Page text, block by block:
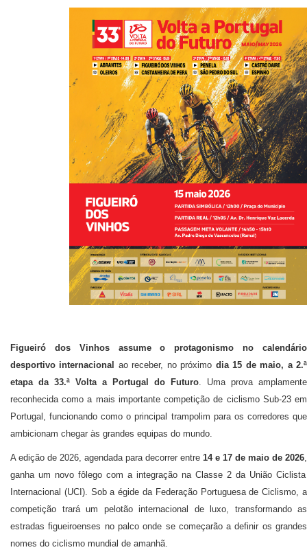
Figueiró dos Vinhos assume o protagonismo no calendário
desportivo internacional ao receber, no próximo dia 15 de maio, a 2.ª
etapa da 33.ª Volta a Portugal do Futuro. Uma prova amplamente
reconhecida como a mais importante competição de ciclismo Sub-23 em
Portugal, funcionando como o principal trampolim para os corredores que
ambicionam chegar às grandes equipas do mundo.
A edição de 2026, agendada para decorrer entre 14 e 17 de maio de 2026,
ganha um novo fôlego com a integração na Classe 2 da União Ciclista
Internacional (UCI). Sob a égide da Federação Portuguesa de Ciclismo, a
competição trará um pelotão internacional de luxo, transformando as
estradas figueiroenses no palco onde se começarão a definir os grandes
nomes do ciclismo mundial de amanhã.